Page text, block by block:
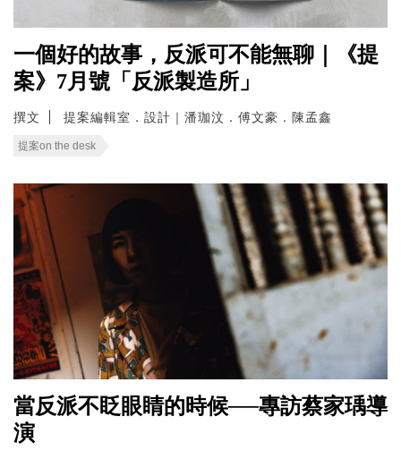
一個好的故事，反派可不能無聊｜《提
案》7月號「反派製造所」
撰文 提案編輯室．設計｜潘珈汶．傅文豪．陳孟鑫
提案on the desk
當反派不眨眼睛的時候──專訪蔡家瑀導
演